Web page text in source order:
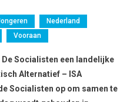
Nederland
Vooraan
Socialisten een landelijke
Alternatief – ISA
Socialisten op om samen te